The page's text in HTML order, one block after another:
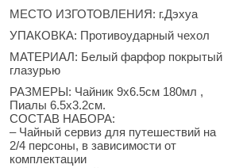
МЕСТО ИЗГОТОВЛЕНИЯ: г.Дэхуа
УПАКОВКА: Противоударный чехол
МАТЕРИАЛ: Белый фарфор покрытый
глазурью
РАЗМЕРЫ: Чайник 9х6.5см 180мл ,
Пиалы 6.5х3.2см.
СОСТАВ НАБОРА:
– Чайный сервиз для путешествий на
2/4 персоны, в зависимости от
комплектации